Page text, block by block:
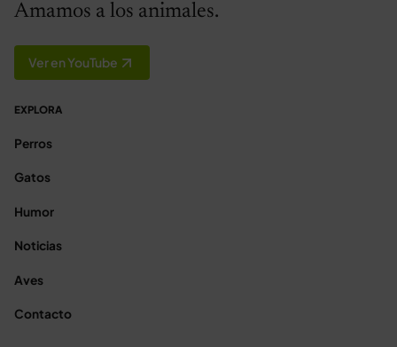
Amamos a los animales.
Ver en YouTube
EXPLORA
Perros
Gatos
Humor
Noticias
Aves
Contacto